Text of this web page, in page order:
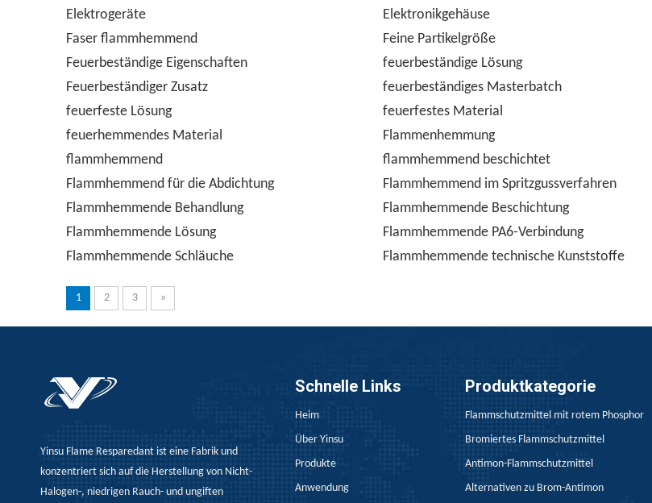
Elektrogeräte
Elektronikgehäuse
Faser flammhemmend
Feine Partikelgröße
Feuerbeständige Eigenschaften
feuerbeständige Lösung
Feuerbeständiger Zusatz
feuerbeständiges Masterbatch
feuerfeste Lösung
feuerfestes Material
feuerhemmendes Material
Flammenhemmung
flammhemmend
flammhemmend beschichtet
Flammhemmend für die Abdichtung
Flammhemmend im Spritzgussverfahren
Flammhemmende Behandlung
Flammhemmende Beschichtung
Flammhemmende Lösung
Flammhemmende PA6-Verbindung
Flammhemmende Schläuche
Flammhemmende technische Kunststoffe
1 2 3 »
Yinsu Flame Resparedant ist eine Fabrik und
konzentriert sich auf die Herstellung von Nicht-
Halogen-, niedrigen Rauch- und ungiften
Schnelle Links
Heim
Über Yinsu
Produkte
Anwendung
Produktkategorie
Flammschutzmittel mit rotem Phosphor
Bromiertes Flammschutzmittel
Antimon-Flammschutzmittel
Alternativen zu Brom-Antimon